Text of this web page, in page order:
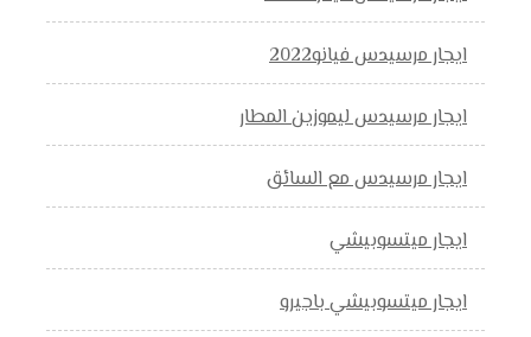
ايجار مرسيدس فيانو2022
ايجار مرسيدس ليموزين المطار
ايجار مرسيدس مع السائق
ايجار ميتسوبيشي
ايجار ميتسوبيشي باجيرو